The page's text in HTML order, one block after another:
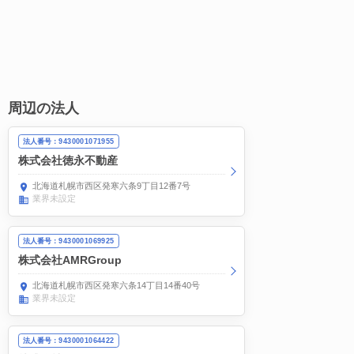
周辺の法人
法人番号：9430001071955
株式会社徳永不動産
北海道札幌市西区発寒六条9丁目12番7号
業界未設定
法人番号：9430001069925
株式会社AMRGroup
北海道札幌市西区発寒六条14丁目14番40号
業界未設定
法人番号：9430001064422